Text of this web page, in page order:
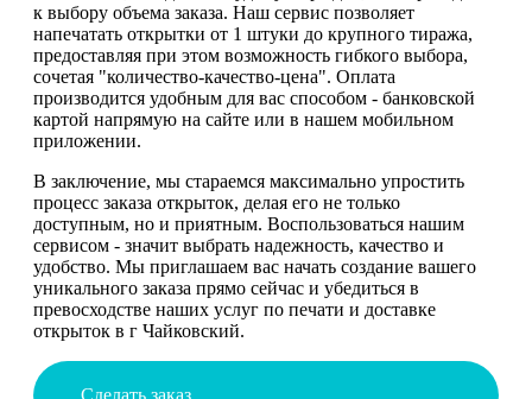
к выбору объема заказа. Наш сервис позволяет
напечатать открытки от 1 штуки до крупного тиража,
предоставляя при этом возможность гибкого выбора,
сочетая "количество-качество-цена". Оплата
производится удобным для вас способом - банковской
картой напрямую на сайте или в нашем мобильном
приложении.
В заключение, мы стараемся максимально упростить
процесс заказа открыток, делая его не только
доступным, но и приятным. Воспользоваться нашим
сервисом - значит выбрать надежность, качество и
удобство. Мы приглашаем вас начать создание вашего
уникального заказа прямо сейчас и убедиться в
превосходстве наших услуг по печати и доставке
открыток в г Чайковский.
Сделать заказ